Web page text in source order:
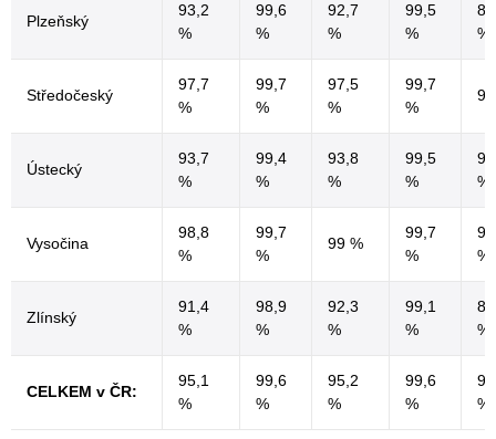
Plzeňský
93,2
%
99,6
%
92,7
%
99,5
%
%
Středočeský
97,7
%
99,7
%
97,5
%
99,7
%
Ústecký
93,7
%
99,4
%
93,8
%
99,5
%
%
Vysočina
98,8
%
99,7
%
99 %
99,7
%
%
Zlínský
91,4
%
98,9
%
92,3
%
99,1
%
%
CELKEM v ČR:
95,1
%
99,6
%
95,2
%
99,6
%
%